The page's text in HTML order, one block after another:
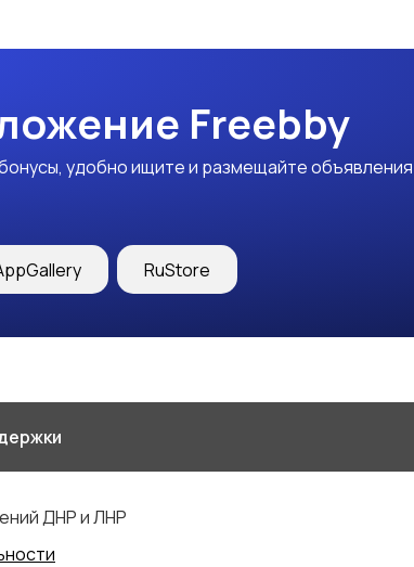
Freebby
удобно ищите и размещайте объявления
RuStore
ДНР и ЛНР